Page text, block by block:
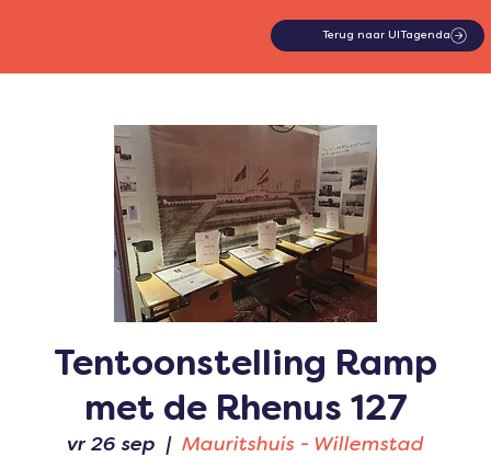
Terug naar UITagenda
Tentoonstelling Ramp
met de Rhenus 127
vr 26 sep
  |
Mauritshuis - Willemstad